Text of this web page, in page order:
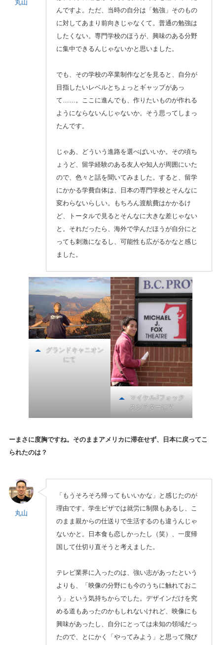
丸山
んですよ。ただ、当時の自分は「勉強」そのもの
に対してあまり前向きじゃなくて。普通の勉強は
したくない。専門学校のほうが、興味のある分野
に集中できるんじゃないかと思いました。
でも、その学校の卒業制作などを見ると、自分が
目指したいレベルとちょっとギャップがあっ
て……。ここに進んでも、作りたいものが作れる
ようにならないんじゃないか。そう思ってしまっ
たんです。
じゃあ、どういう進路を選べばいいか。その頃ち
ょうど、留学経験のある友人や知人が周囲にいた
ので、色々と話を聞いてみました。すると、留学
にかかる学費自体は、日本の専門学校とそんなに
変わらないらしい。もちろん渡航費はかかるけ
ど、トータルで見るとそんなに大きな差じゃない
と。それだったら、海外で学んだほうが自分にと
っても刺激になるし、可能性も広がるかなと感じ
ました。
グランドキャニオン
にて
マイケルJフォック
スシアターにて
ーまさに度胸ですね。そのままアメリカに滞在せず、日本に戻ってこ
られたのは？
丸山
「もうそろそろ帰ってもいいかな」と感じたのが
理由です。学生ビザでは就労に制限もあるし、こ
のまま親からの仕送りで生活するのも違うんじゃ
ないかと。日本食も恋しかったし（笑）、一度帰
国して仕切り直そうと考えました。
テレビ業界に入ったのは、強い志があったという
よりも、「映像の分野にも今のうちに触れておこ
う」という気持ちからでした。デザインだけを究
める道もあったのかもしれないけれど、映像にも
興味があったし、自分にとっては未知の領域だっ
たので、とにかく「やってみよう」と思って飛び